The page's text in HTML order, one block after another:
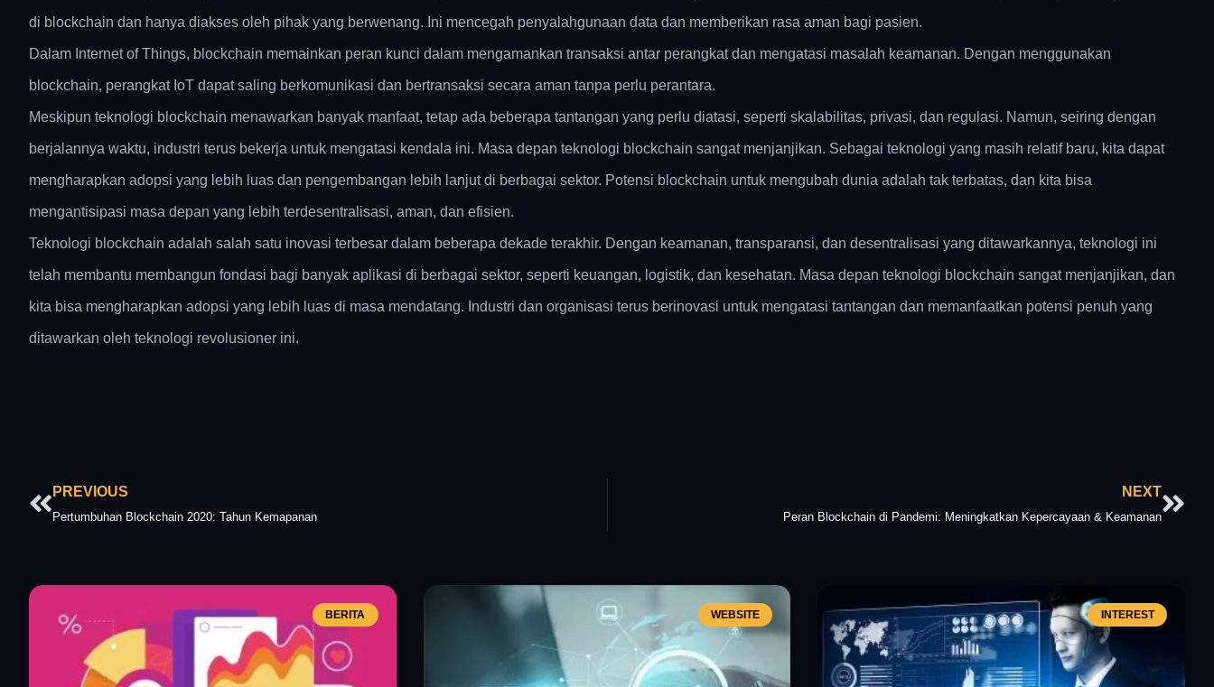
di blockchain dan hanya diakses oleh pihak yang berwenang. Ini mencegah penyalahgunaan data dan memberikan rasa aman bagi pasien.
Dalam Internet of Things, blockchain memainkan peran kunci dalam mengamankan transaksi antar perangkat dan mengatasi masalah keamanan. Dengan menggunakan
blockchain, perangkat IoT dapat saling berkomunikasi dan bertransaksi secara aman tanpa perlu perantara.
Meskipun teknologi blockchain menawarkan banyak manfaat, tetap ada beberapa tantangan yang perlu diatasi, seperti skalabilitas, privasi, dan regulasi. Namun, seiring dengan
berjalannya waktu, industri terus bekerja untuk mengatasi kendala ini. Masa depan teknologi blockchain sangat menjanjikan. Sebagai teknologi yang masih relatif baru, kita dapat
mengharapkan adopsi yang lebih luas dan pengembangan lebih lanjut di berbagai sektor. Potensi blockchain untuk mengubah dunia adalah tak terbatas, dan kita bisa
mengantisipasi masa depan yang lebih terdesentralisasi, aman, dan efisien.
Teknologi blockchain adalah salah satu inovasi terbesar dalam beberapa dekade terakhir. Dengan keamanan, transparansi, dan desentralisasi yang ditawarkannya, teknologi ini
telah membantu membangun fondasi bagi banyak aplikasi di berbagai sektor, seperti keuangan, logistik, dan kesehatan. Masa depan teknologi blockchain sangat menjanjikan, dan
kita bisa mengharapkan adopsi yang lebih luas di masa mendatang. Industri dan organisasi terus berinovasi untuk mengatasi tantangan dan memanfaatkan potensi penuh yang
ditawarkan oleh teknologi revolusioner ini.
Prev
PREVIOUS
Pertumbuhan Blockchain 2020: Tahun Kemapanan
NEXT
Peran Blockchain di Pandemi: Meningkatkan Kepercayaan & Keamanan
BERITA WEBSITE INTEREST